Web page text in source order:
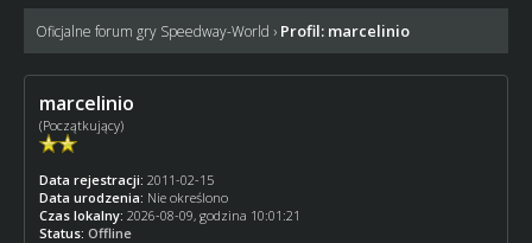
Oficjalne forum gry Speedway-World › Profil: marcelinio
marcelinio
(Początkujący)
Data rejestracji: 2011-02-15
Data urodzenia: Nie określono
Czas lokalny: 2026-08-09, godzina 10:01:21
Status: Offline